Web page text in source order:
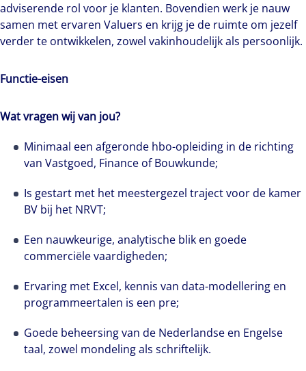
adviserende rol voor je klanten. Bovendien werk je nauw
samen met ervaren Valuers en krijg je de ruimte om jezelf
verder te ontwikkelen, zowel vakinhoudelijk als persoonlijk.
Functie-eisen
Wat vragen wij van jou?
Minimaal een afgeronde hbo-opleiding in de richting
van Vastgoed, Finance of Bouwkunde;
Is gestart met het meestergezel traject voor de kamer
BV bij het NRVT;
Een nauwkeurige, analytische blik en goede
commerciële vaardigheden;
Ervaring met Excel, kennis van data-modellering en
programmeertalen is een pre;
Goede beheersing van de Nederlandse en Engelse
taal, zowel mondeling als schriftelijk.
We stellen je voor aan Lex van Berkel, een van
de steunpilaren in het team Agency. Als advisor
is hij druk in de weer om transacties van
banen te leiden.